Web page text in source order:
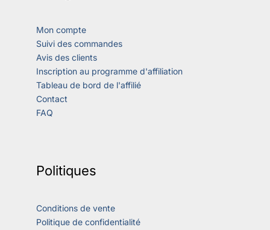
Mon compte
Suivi des commandes
Avis des clients
Inscription au programme d'affiliation
Tableau de bord de l'affilié
Contact
FAQ
Politiques
Conditions de vente
Politique de confidentialité